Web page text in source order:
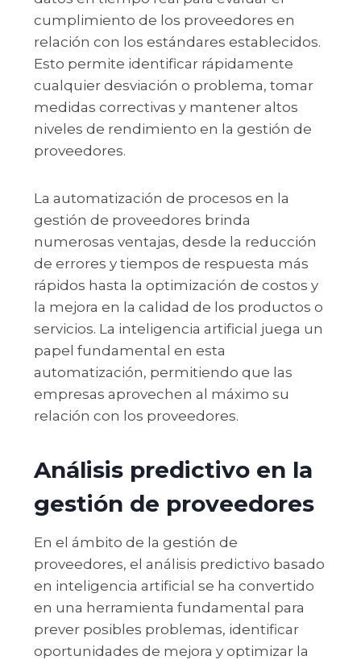
cumplimiento de los proveedores en
relación con los estándares establecidos.
Esto permite identificar rápidamente
cualquier desviación o problema, tomar
medidas correctivas y mantener altos
niveles de rendimiento en la gestión de
proveedores.
La automatización de procesos en la
gestión de proveedores brinda
numerosas ventajas, desde la reducción
de errores y tiempos de respuesta más
rápidos hasta la optimización de costos y
la mejora en la calidad de los productos o
servicios. La inteligencia artificial juega un
papel fundamental en esta
automatización, permitiendo que las
empresas aprovechen al máximo su
relación con los proveedores.
Análisis predictivo en la
gestión de proveedores
En el ámbito de la gestión de
proveedores, el análisis predictivo basado
en inteligencia artificial se ha convertido
en una herramienta fundamental para
prever posibles problemas, identificar
oportunidades de mejora y optimizar la